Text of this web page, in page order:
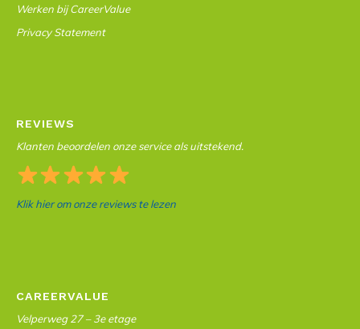
Werken bij CareerValue
Privacy Statement
REVIEWS
Klanten beoordelen onze service als uitstekend.
Klik hier om onze reviews te lezen
CAREERVALUE
Velperweg 27 – 3e etage